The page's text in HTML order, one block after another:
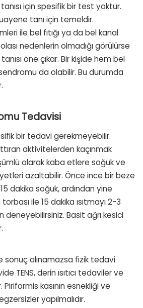
için spesifik bir test yoktur.
tanı için temeldir.
ile bel fıtığı ya da bel kanal
nedenlerin olmadığı görülürse
öne çıkar. Bir kişide hem bel
da olabilir. Bu durumda
Tedavisi
bir tedavi gerekmeyebilir.
aktivitelerden kaçınmak
olarak kaba etlere soğuk ve
azaltabilir. Önce ince bir beze
15 dakika soğuk, ardından yine
ile 15 dakika ısıtmayı 2-3
Basit ağrı kesici
alınamazsa fizik tedavi
TENS, derin ısıtıcı tedaviler ve
kasının esnekliği ve
yapılmalıdır.